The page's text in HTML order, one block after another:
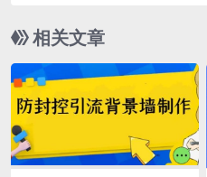
相关文章